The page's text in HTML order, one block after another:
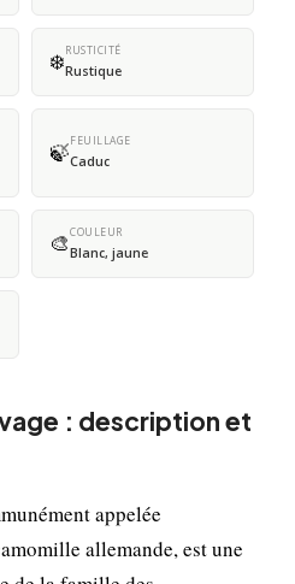
❄️RUSTICITÉ
Rustique
🍃FEUILLAGE
Caduc
🎨COULEUR
Blanc, jaune
: description et
appelée
allemande, est une